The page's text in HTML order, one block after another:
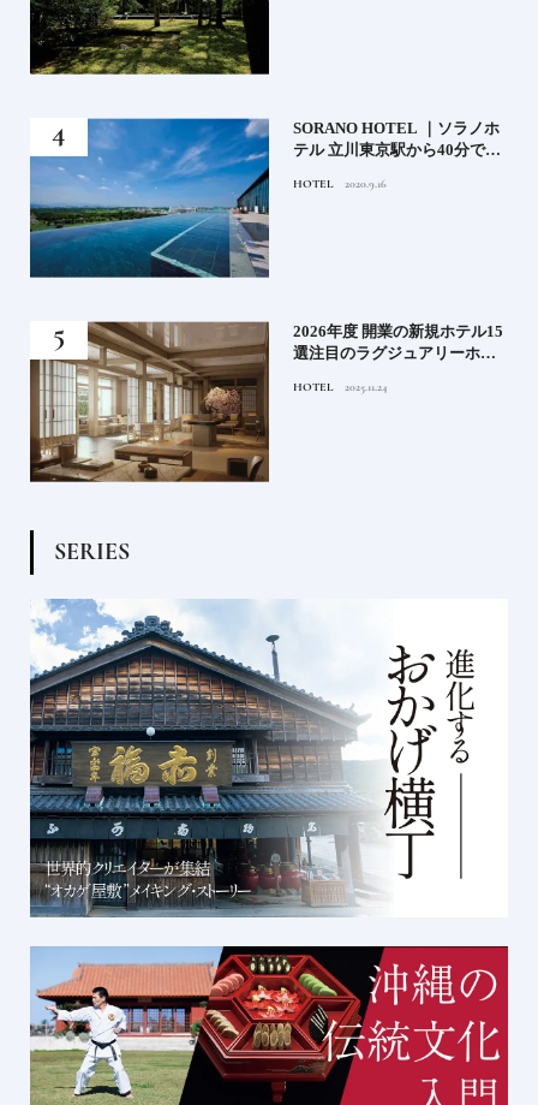
SORANO HOTEL ｜ソラノホ
テル 立川東京駅から40分で行
HOTEL 2020.9.16
2026年度 開業の新規ホテル15
選注目のラグジュアリーホテ
ィホテルまでご紹介【後編】
HOTEL 2025.11.24
SERIES